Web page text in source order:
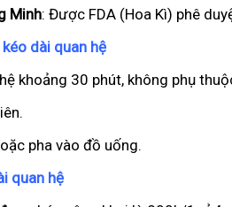
Minh: Được FDA (Hoa Kì) phê
dài quan hệ
khoảng 30 phút, không phụ
pha vào đồ uống.
quan hệ